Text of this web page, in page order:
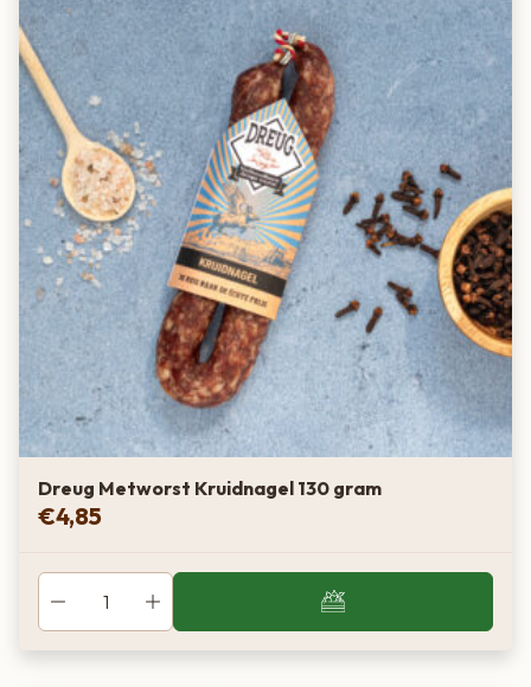
Dreug Metworst Kruidnagel 130 gram
€4,85